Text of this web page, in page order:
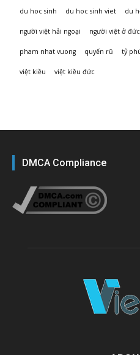
du hoc sinh du hoc sinh viet du
người việt hải ngoại người việt ở đức
pham nhat vuong quyến rũ tỷ
việt kiều việt kiều đức
DMCA Compliance